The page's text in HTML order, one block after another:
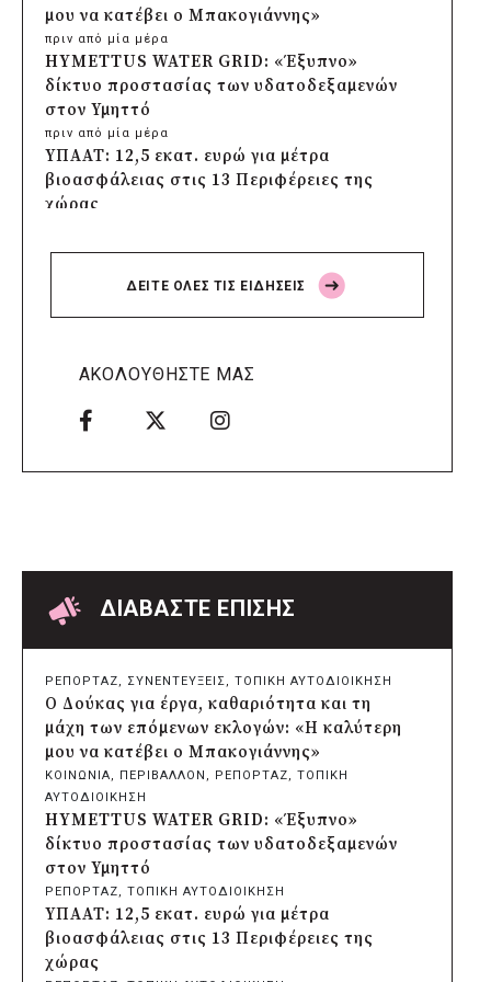
μου να κατέβει ο Μπακογιάννης»
πριν από μία μέρα
HYMETTUS WATER GRID: «Έξυπνο»
δίκτυο προστασίας των υδατοδεξαμενών
στον Υμηττό
πριν από μία μέρα
ΥΠΑΑΤ: 12,5 εκατ. ευρώ για μέτρα
βιοασφάλειας στις 13 Περιφέρειες της
χώρας
Πρέσπεια 2026: Έξι ημέρες πολιτισμού,
μουσικής και γαστρονομίας στη Φλώρινα
Δήμος Πέλλας: Σε προσωρινή αναστολή
πριν από μία μέρα
Δήμος Ελληνικού – Αργυρούπολης για το
Seoul Smart City Prize 2026
δίκτυο ηλεκτροφωτισμού
πριν από μία μέρα
Δήμος Πατρέων: Αντικατάσταση
φωτιστικών μετά τη λεηλασία στο έλος
της Αγυιάς
πριν από μία μέρα
Δήμος Σαρωνικού: Βανδάλισαν το
εκκλησάκι της Μεταμόρφωσης του
Σωτήρος
πριν από μία μέρα
Περιφέρεια Αττικής: Έξι συμπεράσματα
για την ψηφιακή μετάβαση των
επιχειρήσεων
πριν από μία μέρα
Δήμος Σαρωνικού και ΑΡΧΕΛΩΝ
ενημερώνουν τους λουόμενους για τη
ΔΕΙΤΕ ΟΛΕΣ ΤΙΣ ΕΙΔΗΣΕΙΣ
ΑΚΟΛΟΥΘΗΣΤΕ ΜΑΣ
ΔΙΑΒΑΣΤΕ ΕΠΙΣΗΣ
ΡΕΠΟΡΤΑΖ, ΣΥΝΕΝΤΕΥΞΕΙΣ, ΤΟΠΙΚΗ ΑΥΤΟΔΙΟΙΚΗΣΗ
Ο Δούκας για έργα, καθαριότητα και τη
μάχη των επόμενων εκλογών: «Η καλύτερη
μου να κατέβει ο Μπακογιάννης»
ΚΟΙΝΩΝΙΑ, ΠΕΡΙΒΑΛΛΟΝ , ΡΕΠΟΡΤΑΖ, ΤΟΠΙΚΗ
ΑΥΤΟΔΙΟΙΚΗΣΗ
HYMETTUS WATER GRID: «Έξυπνο»
δίκτυο προστασίας των υδατοδεξαμενών
στον Υμηττό
ΡΕΠΟΡΤΑΖ, ΤΟΠΙΚΗ ΑΥΤΟΔΙΟΙΚΗΣΗ
ΥΠΑΑΤ: 12,5 εκατ. ευρώ για μέτρα
βιοασφάλειας στις 13 Περιφέρειες της
χώρας